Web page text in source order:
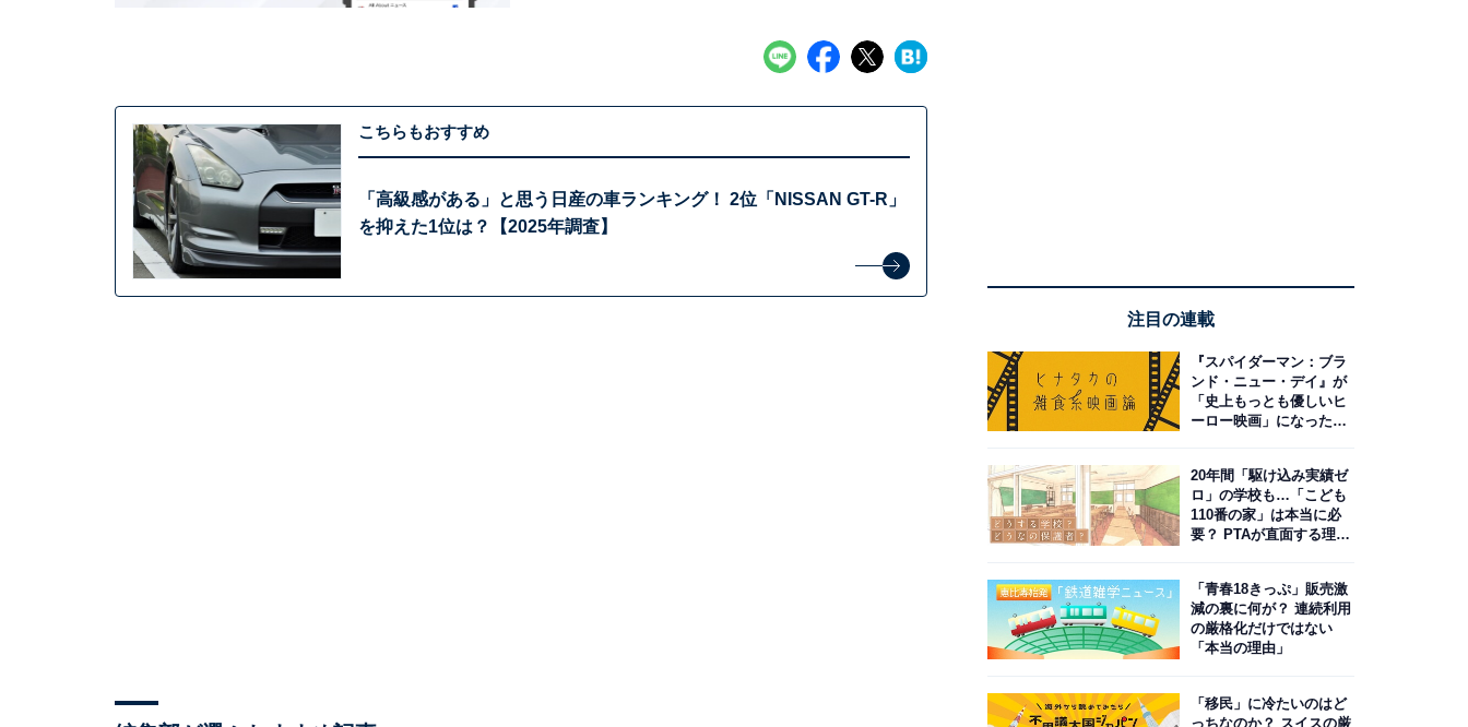
こちらもおすすめ
「高級感がある」と思う日産の車ランキング！ 2位「NISSAN GT-R」
を抑えた1位は？【2025年調査】
注目の連載
『スパイダーマン：ブラ
ンド・ニュー・デイ』が
「史上もっとも優しいヒ
ーロー映画」になった理
20年間「駆け込み実績ゼ
ロ」の学校も…「こども
110番の家」は本当に必
要？ PTAが直面する理想
「青春18きっぷ」販売激
減の裏に何が？ 連続利用
の厳格化だけではない
「本当の理由」
「移民」に冷たいのはど
っちなのか？ スイスの厳